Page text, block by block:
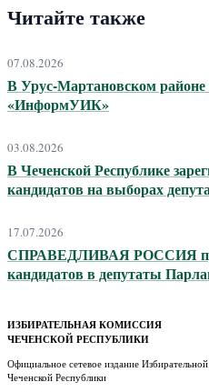
Читайте также
07.08.2026
В Урус-Мартановском районе
«ИнформУИК»
03.08.2026
В Чеченской Республике
кандидатов на выборах
17.07.2026
СПРАВЕДЛИВАЯ РОССИЯ
кандидатов в депутаты
ИЗБИРАТЕЛЬНАЯ КОМИССИЯ
ЧЕЧЕНСКОЙ РЕСПУБЛИКИ
Официальное сетевое издание
Чеченской Республики